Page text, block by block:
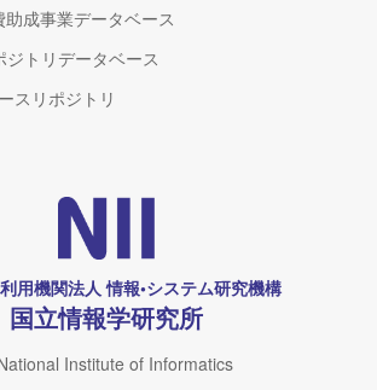
成事業データベース
ジトリデータベース
スリポジトリ
用機関法人 情報•システム研究機構
国立情報学研究所
Institute of Informatics